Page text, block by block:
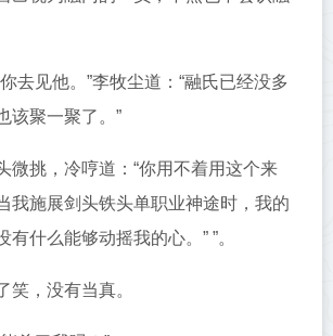
去见他。”李牧尘道：“融氏已经没多
该聚一聚了。”
微挑，冷哼道：“你用不着用这个来
我施展剑头铁头单职业神途时，我的
有什么能够动摇我的心。” ”。
笑，没有当真。